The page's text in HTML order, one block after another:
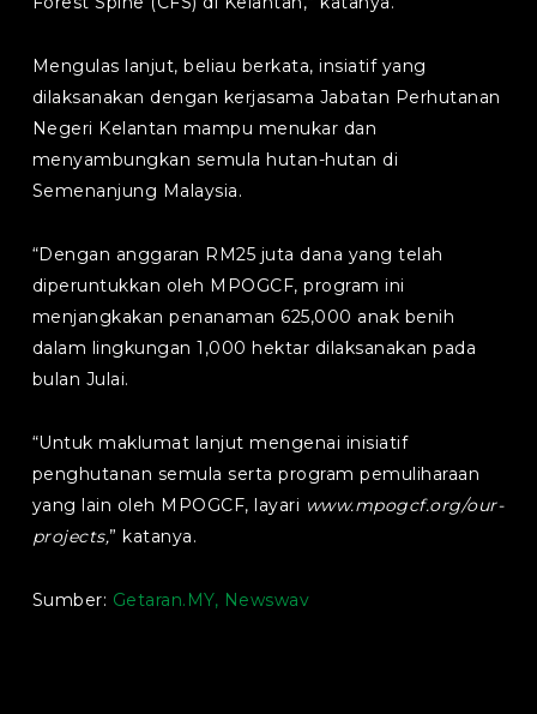
Mengulas lanjut, beliau berkata, insiatif yang
dilaksanakan dengan kerjasama Jabatan Perhutanan
Negeri Kelantan mampu menukar dan
menyambungkan semula hutan-hutan di
Semenanjung Malaysia.
“Dengan anggaran RM25 juta dana yang telah
diperuntukkan oleh MPOGCF, program ini
menjangkakan penanaman 625,000 anak benih
dalam lingkungan 1,000 hektar dilaksanakan pada
bulan Julai.
“Untuk maklumat lanjut mengenai inisiatif
penghutanan semula serta program pemuliharaan
yang lain oleh MPOGCF, layari www.mpogcf.org/our-
projects,” katanya.
Sumber: Getaran.MY, Newswav